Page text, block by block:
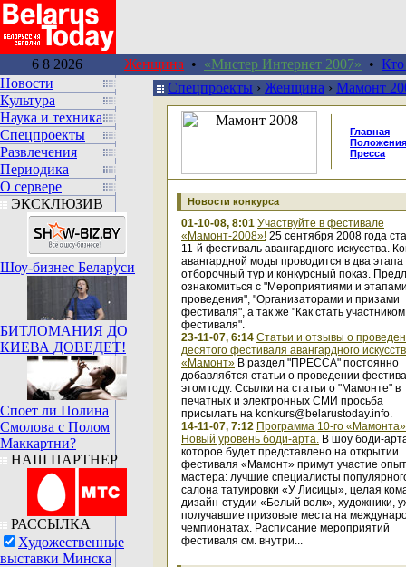
6 8 2026 Женщина • «Мистер Интернет 2007» • Кто
Новости
Культура
Наука и техника
Спецпроекты
Развлечения
Периодика
О сервере
ЭКСКЛЮЗИВ
Шоу-бизнес Беларуси
БИТЛОМАНИЯ ДО
КИЕВА ДОВЕДЕТ!
Споет ли Полина
Смолова с Полом
Маккартни?
НАШ ПАРТНЕР
РАССЫЛКА
Художественные
выставки Минска
Спецпроекты › Женщина › Мамонт
Главная
Положения
Пресса
Новости конкурса
01-10-08, 8:01 Участвуйте в фестивале
«Мамонт-2008»! 25 сентября 2008 года
11-й фестиваль авангардного искусства.
авангардной моды проводится в два этапа
отборочный тур и конкурсный показ.
ознакомиться с "Мероприятиями и
проведения", "Организаторами и призами
фестиваля", а так же "Как стать участником
фестиваля".
23-11-07, 6:14 Статьи и отзывы о
десятого фестиваля авангардного
«Мамонт» В раздел "ПРЕССА" постоянно
добавлябтся статьи о проведении
этом году. Ссылки на статьи о "Мамонте" в
печатных и электронных СМИ просьба
присылать на konkurs@belarustoday.info.
14-11-07, 7:12 Программа 10-го
Новый уровень боди-арта. В шоу боди-
которое будет представлено на открытии
фестиваля «Мамонт» примут участие
мастера: лучшие специалисты
салона татуировки «У Лисицы», целая
дизайн-студии «Белый волк», художники,
получавшие призовые места на
чемпионатах. Расписание мероприятий
фестиваля см. внутри...